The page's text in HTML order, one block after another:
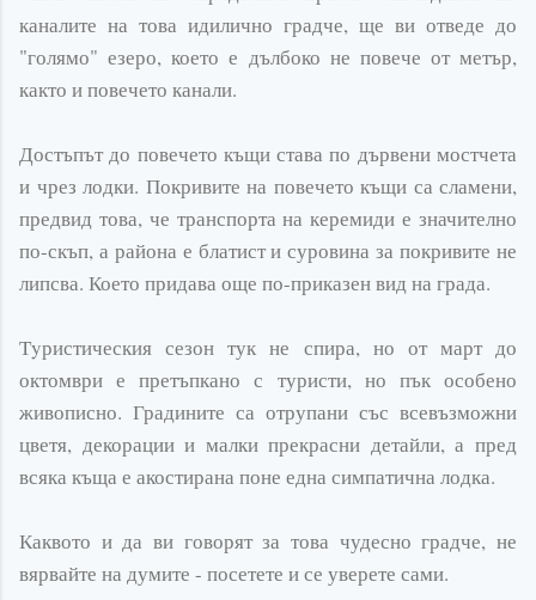
каналите на това идилично градче, ще ви отведе до
"голямо" езеро, което е дълбоко не повече от метър,
както и повечето канали.
Достъпът до повечето къщи става по дървени мостчета
и чрез лодки. Покривите на повечето къщи са сламени,
предвид това, че транспорта на керемиди е значително
по-скъп, а района е блатист и суровина за покривите не
липсва. Което придава още по-приказен вид на града.
Тyристическия сезон тук не спира, но от март до
октомври е претъпкано с туристи, но пък особено
живописно. Градините са отрупани със всевъзможни
цветя, декорации и малки прекрасни детайли, а пред
всяка къща е акостирана поне една симпатична лодка.
Каквото и да ви говорят за това чудесно градче, не
вярвайте на думите - посетете и се уверете сами.